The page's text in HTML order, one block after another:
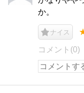
か。
ナイス
コメント(0)